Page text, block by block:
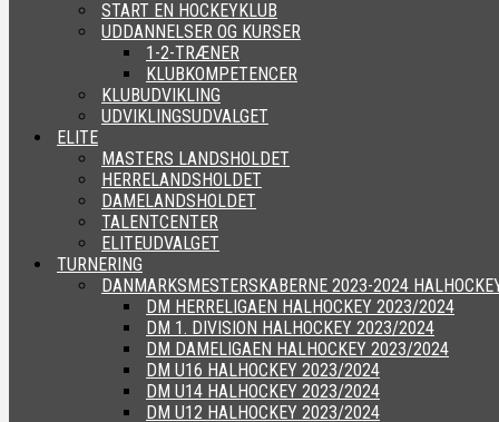
START EN HOCKEYKLUB
UDDANNELSER OG KURSER
1-2-TRÆNER
KLUBKOMPETENCER
KLUBUDVIKLING
UDVIKLINGSUDVALGET
ELITE
MASTERS LANDSHOLDET
HERRELANDSHOLDET
DAMELANDSHOLDET
TALENTCENTER
ELITEUDVALGET
TURNERING
DANMARKSMESTERSKABERNE 2023-2024
DM HERRELIGAEN HALHOCKEY 2023/2024
DM 1. DIVISION HALHOCKEY 2023/2024
DM DAMELIGAEN HALHOCKEY 2023/2024
DM U16 HALHOCKEY 2023/2024
DM U14 HALHOCKEY 2023/2024
DM U12 HALHOCKEY 2023/2024